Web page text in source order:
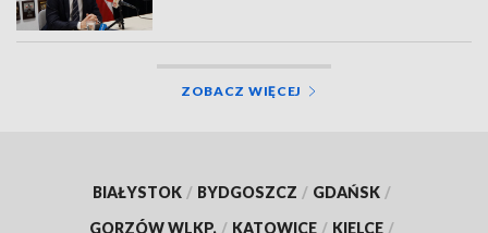
ZOBACZ WIĘCEJ
BIAŁYSTOK / BYDGOSZCZ / GDAŃSK /
GORZÓW WLKP. / KATOWICE / KIELCE /